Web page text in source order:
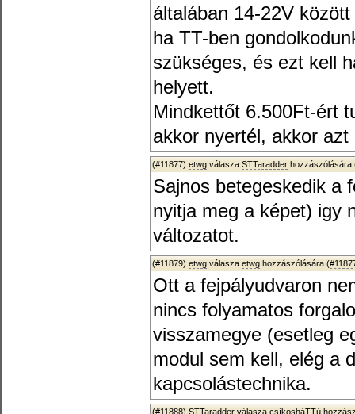
általában 14-22V
ha TT-ben
szükséges, és ezt kell
helyett.
Mindkettőt 6.500Ft-ért
akkor nyertél, akkor azt
(#11877) etwg válasza STTaradder hozzászólására
Sajnos betegeskedik a
nyitja meg a képet) igy
változatot.
(#11879) etwg válasza etwg hozzászólására (
Ott a fejpályudvaron
nincs folyamatos
visszamegye (esetleg
modul sem kell, elég a
kapcsolástechnika.
(#11888) STTaradder válasza csíkosháTTú